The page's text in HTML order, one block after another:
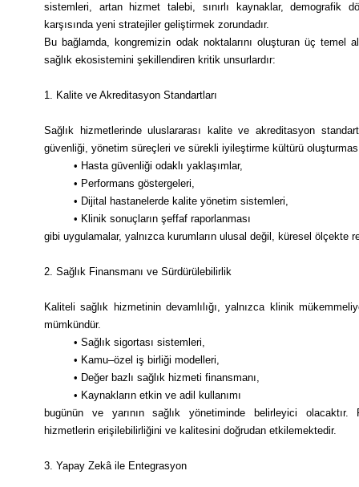
sistemleri, artan hizmet talebi, sınırlı kaynaklar, demografik
karşısında yeni stratejiler geliştirmek zorundadır.
Bu bağlamda, kongremizin odak noktalarını oluşturan üç temel
sağlık ekosistemini şekillendiren kritik unsurlardır:
1. Kalite ve Akreditasyon Standartları
Sağlık hizmetlerinde uluslararası kalite ve akreditasyon
güvenliği, yönetim süreçleri ve sürekli iyileştirme kültürü
• Hasta güvenliği odaklı yaklaşımlar,
• Performans göstergeleri,
• Dijital hastanelerde kalite yönetim sistemleri,
• Klinik sonuçların şeffaf raporlanması
gibi uygulamalar, yalnızca kurumların ulusal değil, küresel ölçekte
2. Sağlık Finansmanı ve Sürdürülebilirlik
Kaliteli sağlık hizmetinin devamlılığı, yalnızca klinik
mümkündür.
• Sağlık sigortası sistemleri,
• Kamu–özel iş birliği modelleri,
• Değer bazlı sağlık hizmeti finansmanı,
• Kaynakların etkin ve adil kullanımı
bugünün ve yarının sağlık yönetiminde belirleyici olacaktır.
hizmetlerin erişilebilirliğini ve kalitesini doğrudan etkilemektedir.
3. Yapay Zekâ ile Entegrasyon